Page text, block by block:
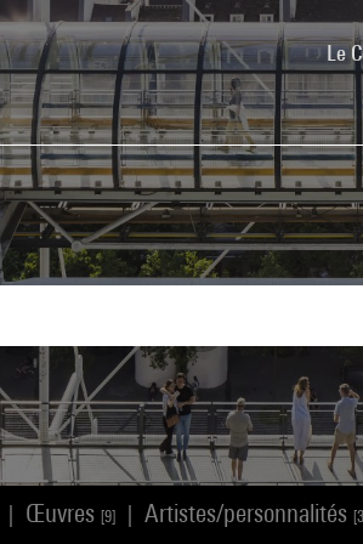
Le
Œuvres [9] Artistes/personnalités